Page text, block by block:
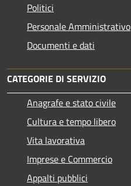
Politici
Personale Amministrativo
Documenti e dati
CATEGORIE DI SERVIZIO
Anagrafe e stato civile
Cultura e tempo libero
Vita lavorativa
Imprese e Commercio
Appalti pubblici